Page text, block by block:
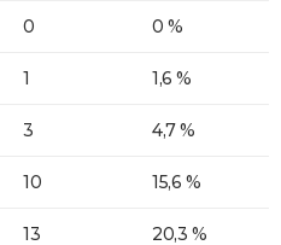
0 0 %
1 1,6 %
3 4,7 %
10 15,6 %
13 20,3 %